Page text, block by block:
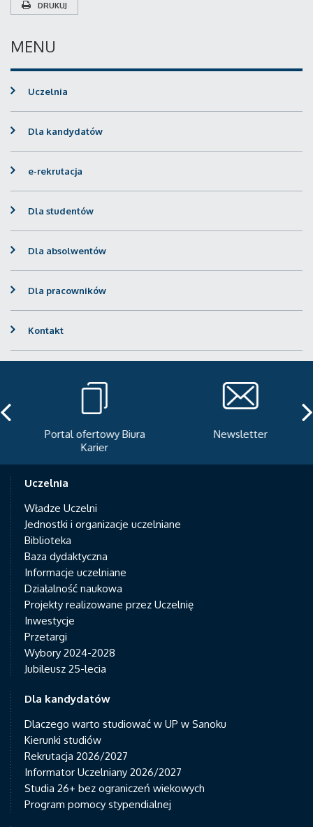
DRUKUJ
MENU
Uczelnia
Dla kandydatów
e-rekrutacja
Dla studentów
Dla absolwentów
Dla pracowników
Kontakt
Portal ofertowy Biura
Karier
Newsletter
Uczelnia
Władze Uczelni
Jednostki i organizacje uczelniane
Biblioteka
Baza dydaktyczna
Informacje uczelniane
Działalność naukowa
Projekty realizowane przez Uczelnię
Inwestycje
Przetargi
Wybory 2024-2028
Jubileusz 25-lecia
Dla kandydatów
Dlaczego warto studiować w UP w Sanoku
Kierunki studiów
Rekrutacja 2026/2027
Informator Uczelniany 2026/2027
Studia 26+ bez ograniczeń wiekowych
Program pomocy stypendialnej